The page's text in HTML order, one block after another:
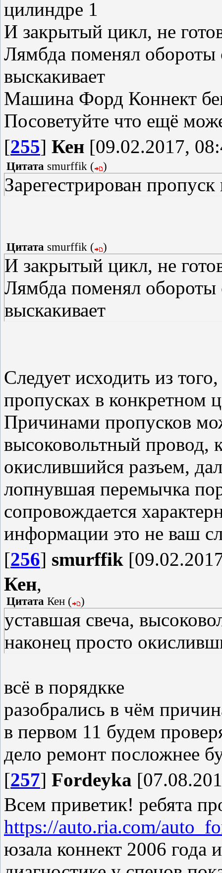
цилиндре 1
И закрытый цикл, не
Лямбда поменял обороты
выскакивает
Машина Форд Коннект
Посоветуйте что ещё
[255] Кен [09.02.2017,
Цитата smurffik ( )
Зарегестрирован
Цитата smurffik ( )
И закрытый цикл, не
Лямбда поменял обороты
выскакивает
Следует исходить из
пропусках в конкретном
Причинами пропусков
высоковольтный провод,
окислившийся разъем,
лопнувшая перемычка
сопровождается
информации это не ваш
[256] smurffik
Кен,
Цитата Кен ( )
уставшая свеча,
наконец просто
всё в порядкке
разобрались в чём
в первом 11 будем
дело ремонт посложнее
[257] Fordeyka
Всем приветик! ребята
https://auto.ria.com/
юзала коннект 2006 года